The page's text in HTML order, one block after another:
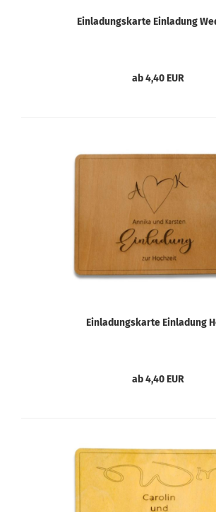
Einladungskarte Einladung
ab 4,40 EUR
Einladungskarte Einladung
ab 4,40 EUR